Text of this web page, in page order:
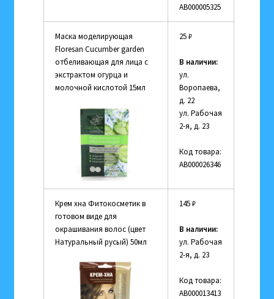
АВ000005325
Маска моделирующая
Floresan Cucumber garden
отбеливающая для лица с
экстрактом огурца и
молочной кислотой 15мл
25₽
В наличии:
ул.
Воропаева,
д. 22
ул. Рабочая
2-я, д. 23
Код товара:
АВ000026346
Крем хна Фитокосметик в
готовом виде для
окрашивания волос (цвет
Натуральный русый) 50мл
145₽
В наличии:
ул. Рабочая
2-я, д. 23
Код товара:
АВ000013413